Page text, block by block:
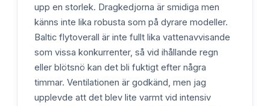
upp en storlek. Dragkedjorna är smidiga men
känns inte lika robusta som på dyrare modeller.
Baltic flytoverall är inte fullt lika vattenavvisande
som vissa konkurrenter, så vid ihållande regn
eller blötsnö kan det bli fuktigt efter några
timmar. Ventilationen är godkänd, men jag
upplevde att det blev lite varmt vid intensiv